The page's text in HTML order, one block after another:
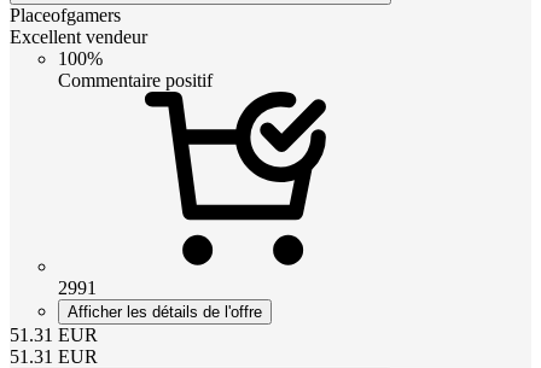
Placeofgamers
Excellent vendeur
100%
Commentaire positif
2991
Afficher les détails de l'offre
51.31 EUR
51.31 EUR